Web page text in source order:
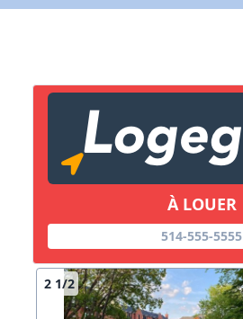
À LOUER
514-555-5555
2 1/2
Copier lien